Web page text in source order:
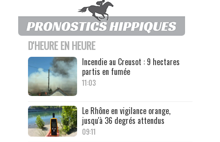
D'HEURE EN HEURE
Incendie au Creusot : 9 hectares
partis en fumée
11:03
Le Rhône en vigilance orange,
jusqu'à 36 degrés attendus
09:11